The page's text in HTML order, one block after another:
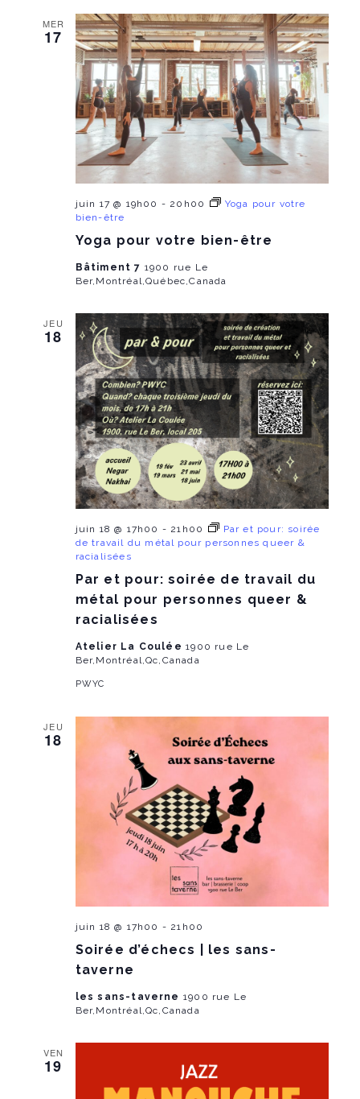
MER
17
Yoga pour votre bien-être
juin 17 @ 19h00 - 20h00
Yoga pour votre
bien-être
Bâtiment 7 1900 rue Le
Ber,Montréal,Québec,Canada
JEU
18
Par et pour: soirée de travail du
métal pour personnes queer &
racialisées
juin 18 @ 17h00 - 21h00
Par et pour: soirée
de travail du métal pour personnes queer &
racialisées
Atelier La Coulée1900 rue Le
Ber,Montréal,Qc,Canada
PWYC
JEU
18
Soirée d’échecs | les sans-
taverne
juin 18 @ 17h00 - 21h00
les sans-taverne 1900 rue Le
Ber,Montréal,Qc,Canada
VEN
19